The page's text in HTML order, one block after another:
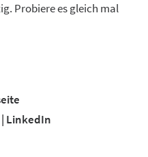
Probiere es gleich mal
| LinkedIn